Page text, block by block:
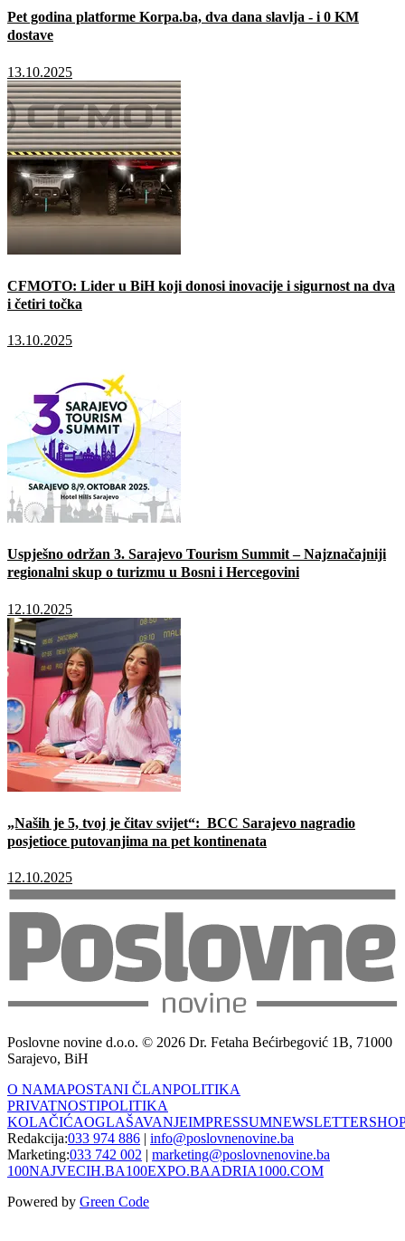
Pet godina platforme Korpa.ba, dva dana slavlja - i 0 KM
dostave
13.10.2025
CFMOTO: Lider u BiH koji donosi inovacije i sigurnost na dva
i četiri točka
13.10.2025
Uspješno održan 3. Sarajevo Tourism Summit – Najznačajniji
regionalni skup o turizmu u Bosni i Hercegovini
12.10.2025
„Naših je 5, tvoj je čitav svijet“: BCC Sarajevo nagradio
posjetioce putovanjima na pet kontinenata
12.10.2025
Poslovne novine d.o.o. © 2026 Dr. Fetaha Bećirbegović 1B, 71000
Sarajevo, BiH
O NAMAPOSTANI ČLANPOLITIKA
PRIVATNOSTIPOLITIKA
KOLAČIĆAOGLAŠAVANJEIMPRESSUMNEWSLETTER
Redakcija:033 974 886 | info@poslovnenovine.ba
Marketing:033 742 002 | marketing@poslovnenovine.ba
100NAJVECIH.BA100EXPO.BAADRIA1000.COM
Powered by Green Code